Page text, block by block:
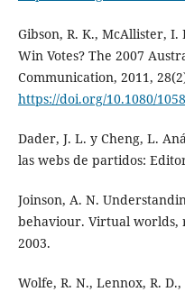
Gibson, R. K., McAllister, I.
Win Votes? The 2007
Communication, 2011,
https://doi.org/10.1080/
Dader, J. L. y Cheng, L.
las webs de partidos:
Joinson, A. N.
behaviour. Virtual worlds,
2003.
Wolfe, R. N., Lennox, R.